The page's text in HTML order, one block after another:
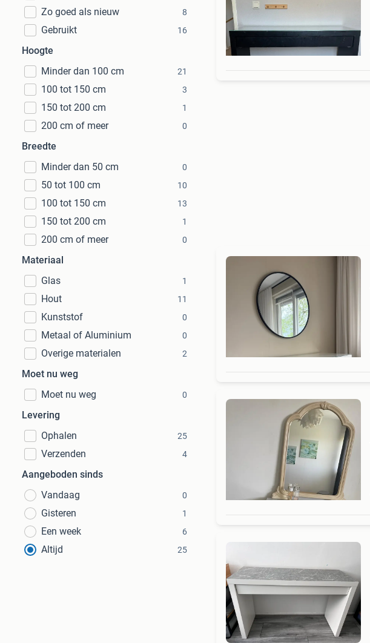
Zo goed als nieuw 8
Gebruikt 16
Hoogte
Minder dan 100 cm
21
100 tot 150 cm 3
150 tot 200 cm 1
200 cm of meer 0
Breedte
Minder dan 50 cm
0
50 tot 100 cm 10
100 tot 150 cm 13
150 tot 200 cm 1
200 cm of meer 0
Materiaal
Glas
1
Hout 11
Kunststof 0
Metaal of Aluminium 0
Overige materialen 2
Moet nu weg
Moet nu weg
0
Levering
Ophalen
25
Verzenden 4
Aangeboden sinds
Vandaag
0
Gisteren 1
Een week 6
Altijd 25